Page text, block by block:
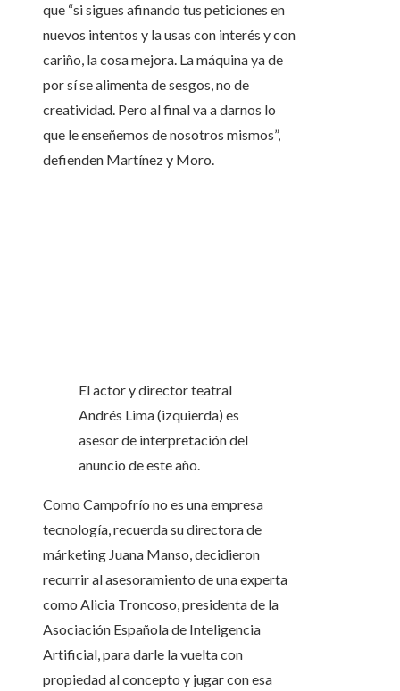
que “si sigues afinando tus peticiones en
nuevos intentos y la usas con interés y con
cariño, la cosa mejora. La máquina ya de
por sí se alimenta de sesgos, no de
creatividad. Pero al final va a darnos lo
que le enseñemos de nosotros mismos”,
defienden Martínez y Moro.
El actor y director teatral
Andrés Lima (izquierda) es
asesor de interpretación del
anuncio de este año.
Como Campofrío no es una empresa
tecnología, recuerda su directora de
márketing Juana Manso, decidieron
recurrir al asesoramiento de una experta
como Alicia Troncoso, presidenta de la
Asociación Española de Inteligencia
Artificial, para darle la vuelta con
propiedad al concepto y jugar con esa